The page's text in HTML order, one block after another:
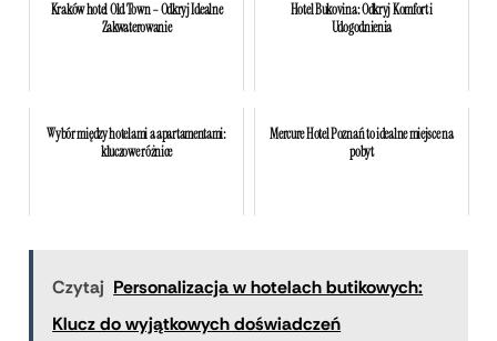
Kraków hotel Old Town – Odkryj Idealne
Zakwaterowanie
Hotel Bukovina: Odkryj Komfort i
Udogodnienia
Wybór między hotelami a apartamentami:
kluczowe różnice
Mercure Hotel Poznań to idealne miejsce na
pobyt
Czytaj Personalizacja w hotelach butikowych:
Klucz do wyjątkowych doświadczeń